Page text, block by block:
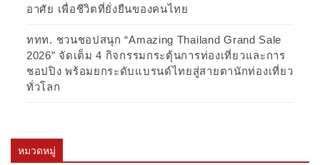
อาศัย เพื่อชีวิตที่ยั่งยืนของคนไทย
ททท. ชวนชอปสนุก “Amazing Thailand Grand Sale
2026” จัดเต็ม 4 กิจกรรมกระตุ้นการท่องเที่ยวและการ
ชอปปิง พร้อมยกระดับแบรนด์ไทยสู่สายตานักท่องเที่ยว
ทั่วโลก
หมวดหมู่